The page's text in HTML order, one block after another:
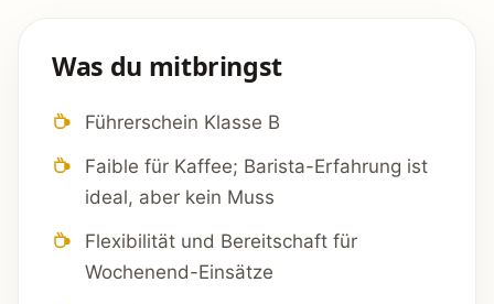
Was du mitbringst
Führerschein Klasse B
Faible für Kaffee; Barista-Erfahrung ist
ideal, aber kein Muss
Flexibilität und Bereitschaft für
Wochenend-Einsätze